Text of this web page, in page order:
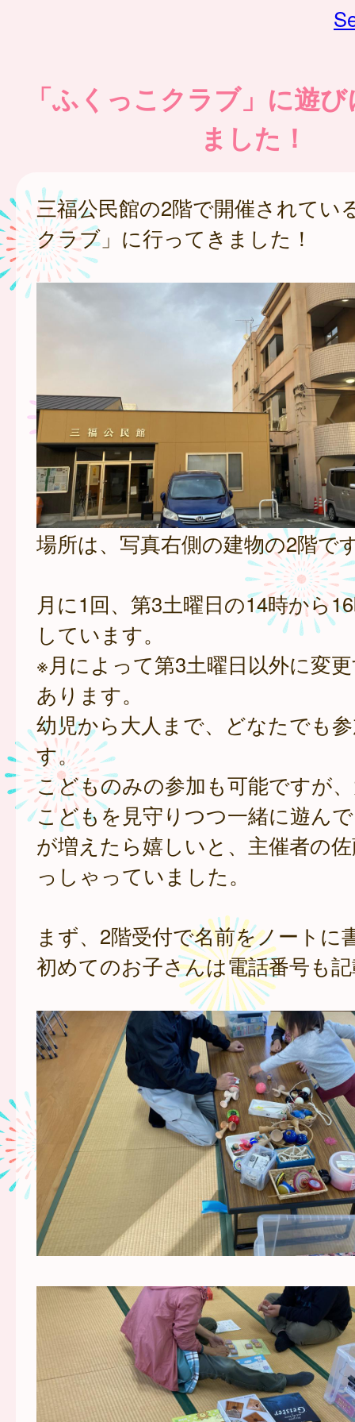
「ふくっこクラブ」に遊
ました！
三福公民館の2階で開催されてい
クラブ」に行ってきました！
場所は、写真右側の建物の2階で
月に1回、第3土曜日の14時から
しています。
※月によって第3土曜日以外に変
あります。
幼児から大人まで、どなたでも
す。
こどものみの参加も可能ですが
こどもを見守りつつ一緒に遊ん
が増えたら嬉しいと、主催者の
っしゃっていました。
まず、2階受付で名前をノートに
初めてのお子さんは電話番号も